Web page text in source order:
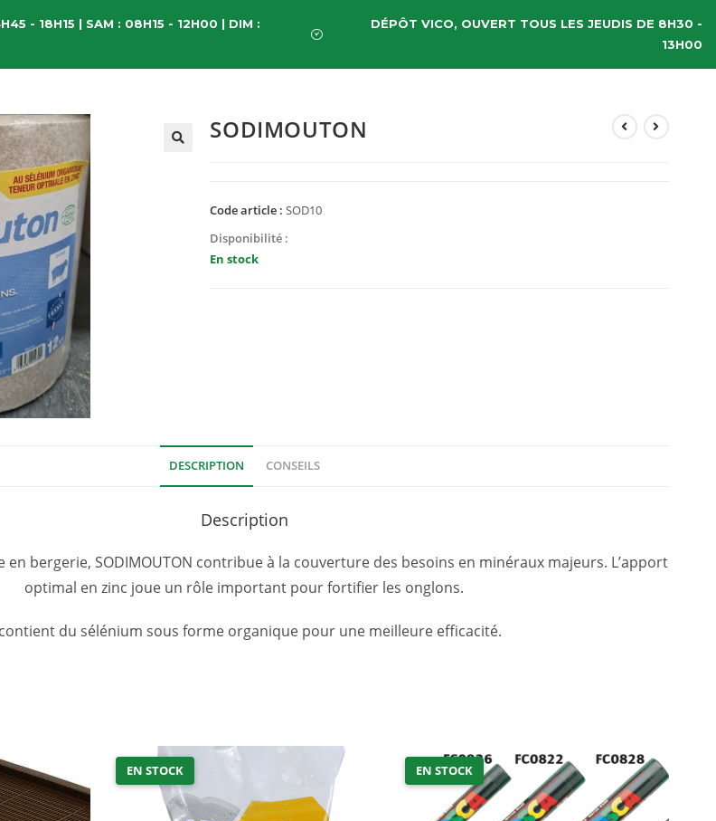
- 18H15 | SAM : 08H15 - 12H00 | DIM :
DÉPÔT VICO, OUVERT TOUS LES JEUDIS DE 8H30 -
13H00
SODIMOUTON
Code article :SOD10
Disponibilité :
En stock
DESCRIPTION CONSEILS
Description
bergerie, SODIMOUTON contribue à la couverture des besoins en minéraux majeurs. L’apport
optimal en zinc joue un rôle important pour fortifier les onglons.
du sélénium sous forme organique pour une meilleure efficacité.
EN STOCK EN STOCK